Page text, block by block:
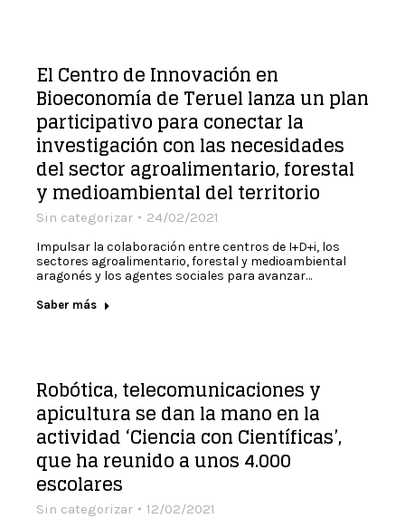
El Centro de Innovación en
Bioeconomía de Teruel lanza un plan
participativo para conectar la
investigación con las necesidades
del sector agroalimentario, forestal
y medioambiental del territorio
Sin categorizar 24/02/2021
Impulsar la colaboración entre centros de I+D+i, los
sectores agroalimentario, forestal y medioambiental
aragonés y los agentes sociales para avanzar…
Saber más
Robótica, telecomunicaciones y
apicultura se dan la mano en la
actividad ‘Ciencia con Científicas’,
que ha reunido a unos 4.000
escolares
Sin categorizar 12/02/2021